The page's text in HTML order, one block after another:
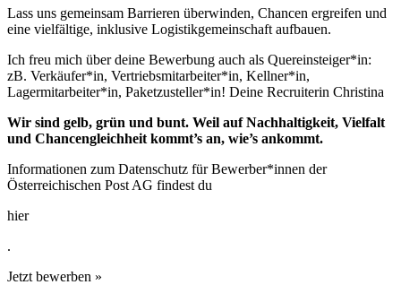
Lass uns gemeinsam Barrieren überwinden, Chancen ergreifen und
eine vielfältige, inklusive Logistikgemeinschaft aufbauen.
Ich freu mich über deine Bewerbung auch als Quereinsteiger*in:
zB. Verkäufer*in, Vertriebsmitarbeiter*in, Kellner*in,
Lagermitarbeiter*in, Paketzusteller*in! Deine Recruiterin Christina
Wir sind gelb, grün und bunt. Weil auf Nachhaltigkeit, Vielfalt
und Chancengleichheit kommt’s an, wie’s ankommt.
Informationen zum Datenschutz für Bewerber*innen der
Österreichischen Post AG findest du
hier
.
Jetzt bewerben »